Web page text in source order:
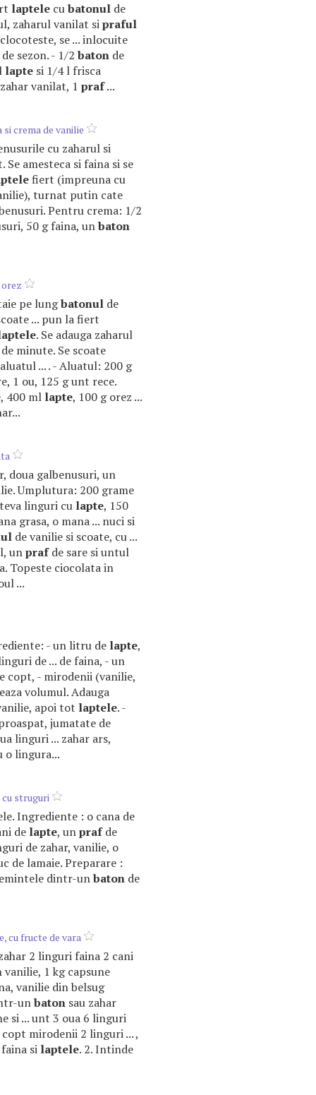
laptele cubatonul de
zaharul vanilat sipraful
se ... inlocuite
sezon. - 1/2 baton de
lapte si 1/4 l frisca
vanilat, 1 praf...
crema de vanilie
cu zaharul si
amesteca si faina si se
fiert (impreuna cu
turnat putin cate
Pentru crema: 1/2
50 g faina, unbaton
pe lungbatonul de
... pun la fiert
. Se adauga zaharul
minute. Se scoate
... . - Aluatul: 200 g
1 ou, 125 g unt rece.
400 ml lapte, 100 g orez ...
doua galbenusuri, un
Umplutura: 200 grame
linguri cu lapte, 150
grasa, o mana ... nuci si
de vanilie si scoate, cu ...
unprafde sare si untul
Topeste ciocolata in
...
- un litru de lapte,
de ... de faina, - un
copt, - mirodenii (vanilie,
volumul. Adauga
apoi tot laptele. -
jumatate de
linguri ... zahar ars,
o lingura...
cu struguri
Ingrediente : o cana de
de lapte, unprafde
de zahar, vanilie, o
de lamaie. Preparare :
dintr-unbaton de
cu fructe de vara
2 linguri faina 2 cani
vanilie, 1 kg capsune
vanilie din belsug
unbaton sau zahar
si ... unt 3 oua 6 linguri
mirodenii 2 linguri ... ,
si laptele. 2. Intinde